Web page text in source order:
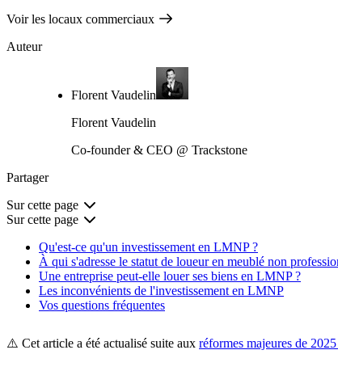
Voir les locaux commerciaux
Auteur
Florent Vaudelin
Florent Vaudelin
Co-founder & CEO @ Trackstone
Partager
Sur cette page
Sur cette page
Qu'est-ce qu'un investissement en LMNP ?
À qui s'adresse le statut de loueur en meublé non
Une entreprise peut-elle louer ses biens en LMNP ?
Les inconvénients de l'investissement en LMNP
Vos questions fréquentes
⚠️ Cet article a été actualisé suite aux réformes majeures de